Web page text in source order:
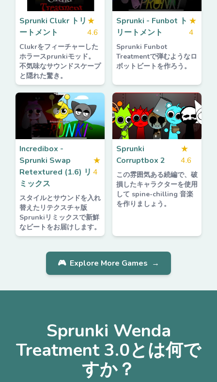
Sprunki Clukr トリ
ートメント
★
4.6
Clukrをフィーチャーした
ホラースprunkiモッド。
不気味なサウンドスケープ
と隠れた驚き。
Sprunki - Funbot ト
リートメント
★
4
Sprunki Funbot
Treatmentで弾むようなロ
ボットビートを作ろう。
Incredibox -
Sprunki Swap
Retextured (1.6) リ
ミックス
★
4
スタイルとサウンドを入れ
替えたリテクスチャ版
Sprunkiリミックスで新鮮
なビートをお届けします。
Sprunki
Corruptbox 2
★
4.6
この雰囲気ある続編で、破
損したキャラクターを使用
して spine-chilling 音楽
を作りましょう。
🎮 Explore More Games →
Sprunki Wenda
Treatment 3.0とは何で
すか？